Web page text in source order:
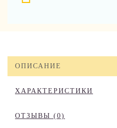
ОПИСАНИЕ
ХАРАКТЕРИСТИКИ
ОТЗЫВЫ (0)